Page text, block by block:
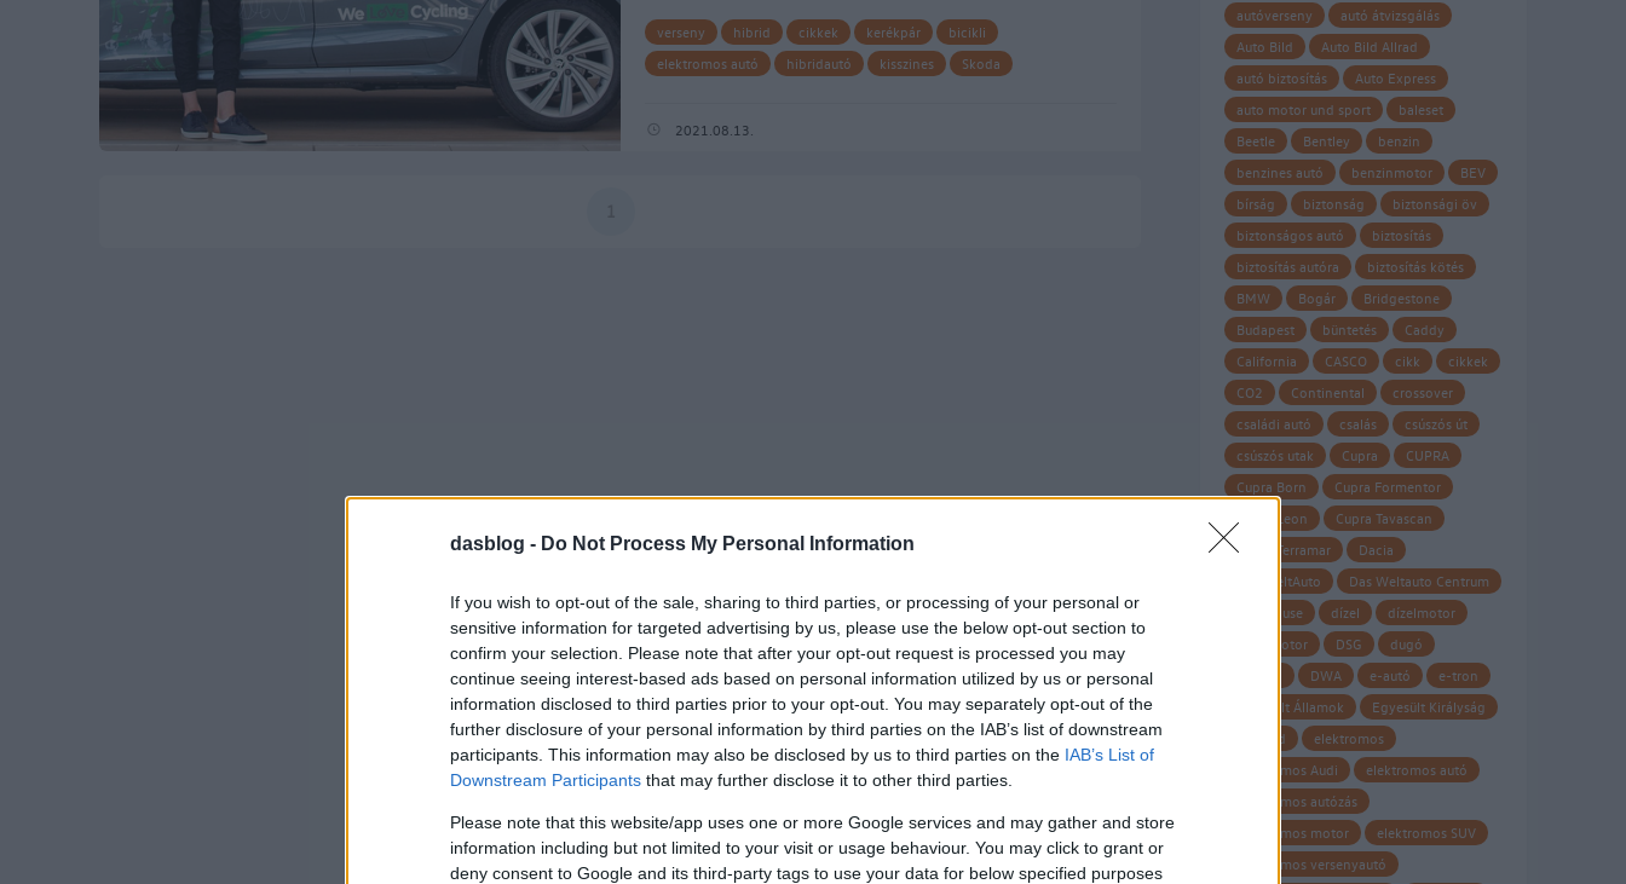
dasblog - Do Not Process My Personal Information
If you wish to opt-out of the sale, sharing to third parties, or processing of your personal or
sensitive information for targeted advertising by us, please use the below opt-out section to
confirm your selection. Please note that after your opt-out request is processed you may
continue seeing interest-based ads based on personal information utilized by us or personal
information disclosed to third parties prior to your opt-out. You may separately opt-out of the
further disclosure of your personal information by third parties on the IAB’s list of downstream
participants. This information may also be disclosed by us to third parties on the IAB’s List of
Downstream Participants that may further disclose it to other third parties.
Please note that this website/app uses one or more Google services and may gather and store
information including but not limited to your visit or usage behaviour. You may click to grant or
deny consent to Google and its third-party tags to use your data for below specified purposes
verseny hibrid cikkek kerékpár
bicikli
elektromos autó
hibridautó kisszines
Skoda
Tour de Hongrie
2021.08.13.
autóverseny
autó átvizsgálás
Auto Bild
Auto Bild Allrad
autó biztosítás
Auto Express
auto motor und sport
baleset
Beetle
Bentley
benzin
benzines autó
benzinmotor
BEV
bírság
biztonság
biztonsági öv
biztonságos autó
biztosítás
biztosítás autóra
biztosítás kötés
BMW
Bogár
Bridgestone
Budapest
büntetés
Caddy
California
CASCO cikk
cikkek
CO2
Continental
crossover
családi autó
csalás
csúszós út
csúszós utak
Cupra
CUPRA
Cupra Born
Cupra Formentor
Cupra Leon
Cupra Tavascan
Cupra Terramar
Dacia
Das WeltAuto
Das Weltauto Centrum
Datahouse
dízel
dízelmotor
dízel motor
DSG
dugó
DWA e-autó
e-tron
Egyesült Államok
Egyesült Királyság
eHybrid
elektromos
elektromos Audi
elektromos autó
elektromos autózás
elektromos motor
elektromos SUV
elektromos versenyautó